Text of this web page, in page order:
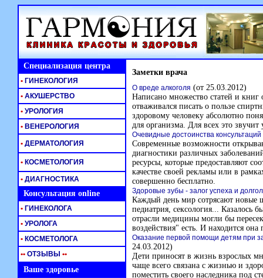
Специализация центра Заметки врача
О вреде алкоголя (от 25.03.2012)
Написано множество статей и книг
отваживался писать о пользе
здоровому человеку абсолютно
для организма. Для всех это звучит
Очевидные достоинства
Современные возможности
диагностики различных
ресурсы, которые предоставляют
качестве своей рекламы или в
совершенно бесплатно.
Здоровые зубы - залог успеха и
Каждый день мир сотрясают новые
педиатрия, сексология... Казалось
отрасли медицины могли бы
воздействия" есть. И находится
Оказание первой помощи детям при
24.03.2012)
Дети приносят в жизнь взрослых
чаще всего связана с жизнью и
поместить своего наследника под
• ГИНЕКОЛОГИЯ
• АКУШЕРСТВО
• УРОЛОГИЯ
• ВЕНЕРОЛОГИЯ
• ДЕРМАТОЛОГИЯ
• КОСМЕТОЛОГИЯ
• ДИАГНОСТИКА
Консультация online
• ГИНЕКОЛОГА
• УРОЛОГА
• КОСМЕТОЛОГА
•• ОТЗЫВЫ ••
Ваше здоровье